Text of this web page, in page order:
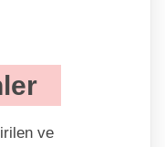
ve